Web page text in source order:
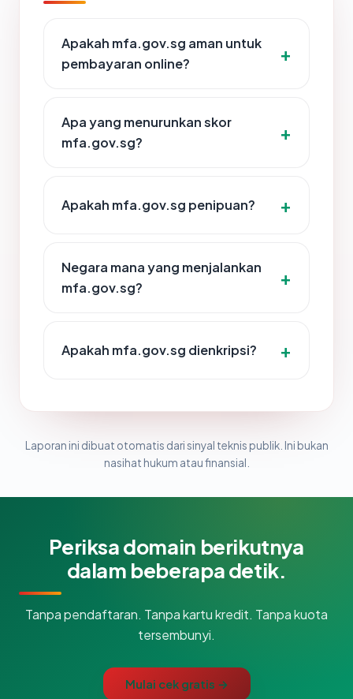
Apakah mfa.gov.sg aman untuk
pembayaran online?
Apa yang menurunkan skor
mfa.gov.sg?
Apakah mfa.gov.sg penipuan?
Negara mana yang menjalankan
mfa.gov.sg?
Apakah mfa.gov.sg dienkripsi?
Laporan ini dibuat otomatis dari sinyal teknis publik. Ini bukan
nasihat hukum atau finansial.
Periksa domain berikutnya
dalam beberapa detik.
Tanpa pendaftaran. Tanpa kartu kredit. Tanpa kuota
tersembunyi.
Mulai cek gratis →